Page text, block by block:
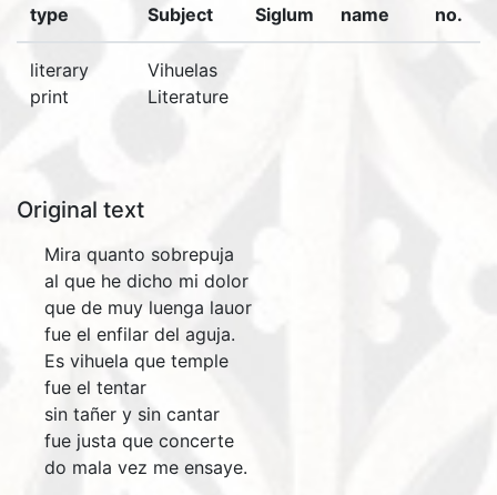
type
Subject Siglum
name
no.
literary
print
Vihuelas
Literature
Original text
Mira quanto sobrepuja
al que he dicho mi dolor
que de muy luenga lauor
fue el enfilar del aguja.
Es vihuela que temple
fue el tentar
sin tañer y sin cantar
fue justa que concerte
do mala vez me ensaye.